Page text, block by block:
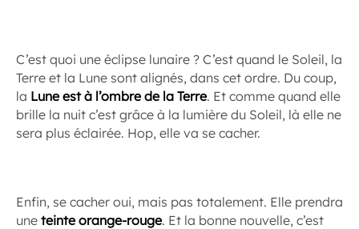
C’est quoi une éclipse lunaire ? C’est quand le Soleil, la
Terre et la Lune sont alignés, dans cet ordre. Du coup,
la Lune est à l’ombre de la Terre. Et comme quand elle
brille la nuit c’est grâce à la lumière du Soleil, là elle ne
sera plus éclairée. Hop, elle va se cacher.
Enfin, se cacher oui, mais pas totalement. Elle prendra
une teinte orange-rouge. Et la bonne nouvelle, c’est